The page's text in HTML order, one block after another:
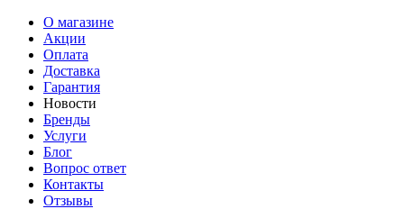
О магазине
Акции
Оплата
Доставка
Гарантия
Новости
Бренды
Услуги
Блог
Вопрос ответ
Контакты
Отзывы